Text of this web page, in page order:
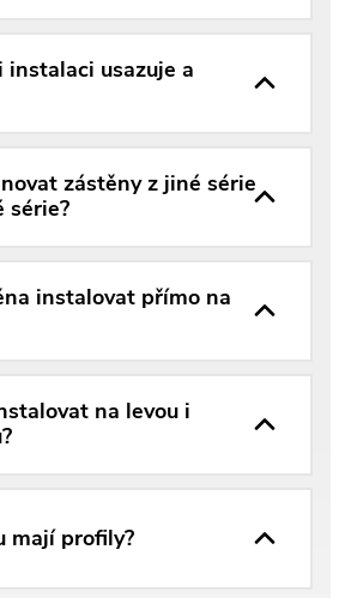
instalaci usazuje a
zástěny z jiné série
série?
instalovat přímo na
na levou i
mají profily?